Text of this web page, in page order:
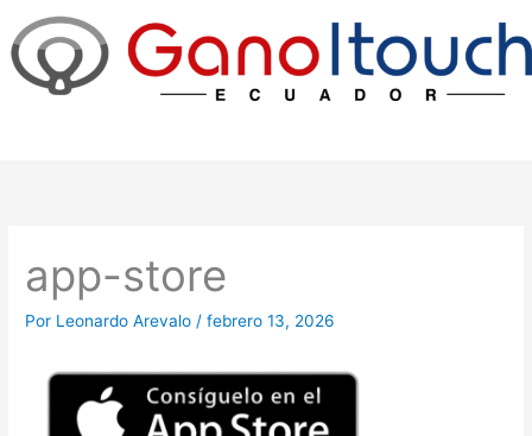
contenido
app-store
Por Leonardo Arevalo /febrero 13, 2026